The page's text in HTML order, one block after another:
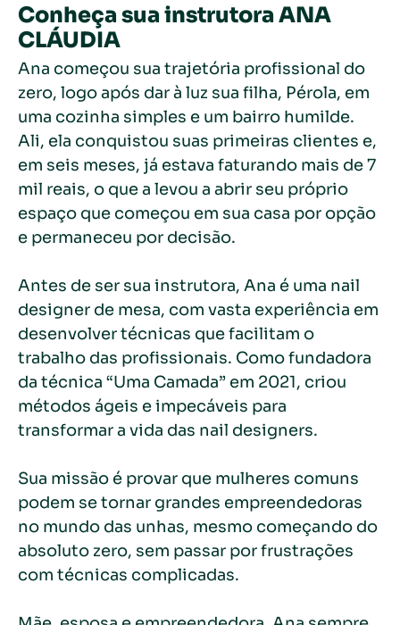
Conheça sua instrutora ANA
CLÁUDIA
Ana começou sua trajetória profissional do
zero, logo após dar à luz sua filha, Pérola, em
uma cozinha simples e um bairro humilde.
Ali, ela conquistou suas primeiras clientes e,
em seis meses, já estava faturando mais de 7
mil reais, o que a levou a abrir seu próprio
espaço que começou em sua casa por opção
e permaneceu por decisão.
Antes de ser sua instrutora, Ana é uma nail
designer de mesa, com vasta experiência em
desenvolver técnicas que facilitam o
trabalho das profissionais. Como fundadora
da técnica “Uma Camada” em 2021, criou
métodos ágeis e impecáveis para
transformar a vida das nail designers.
Sua missão é provar que mulheres comuns
podem se tornar grandes empreendedoras
no mundo das unhas, mesmo começando do
absoluto zero, sem passar por frustrações
com técnicas complicadas.